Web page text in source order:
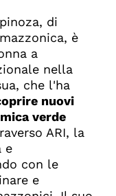
di
è
a
nella
che l'ha
nuovi
verde
ARI, la
e
con le
e